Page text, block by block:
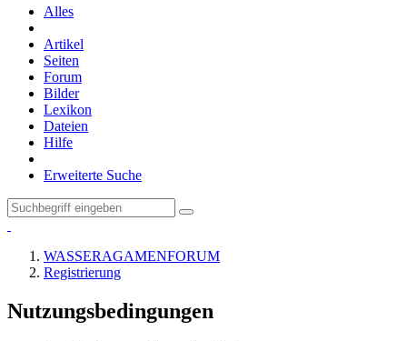
Alles
Artikel
Seiten
Forum
Bilder
Lexikon
Dateien
Hilfe
Erweiterte Suche
WASSERAGAMENFORUM
Registrierung
Nutzungsbedingungen